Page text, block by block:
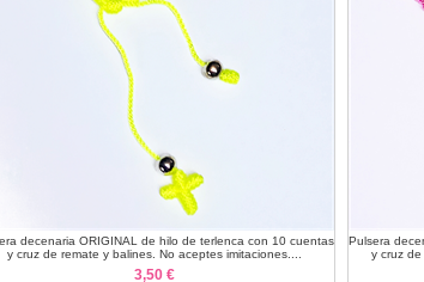
decenaria ORIGINAL de hilo de terlenca con 10 cuentas
y cruz de remate y balines. No aceptes imitaciones....
3,50 €
Pulsera
y cruz de